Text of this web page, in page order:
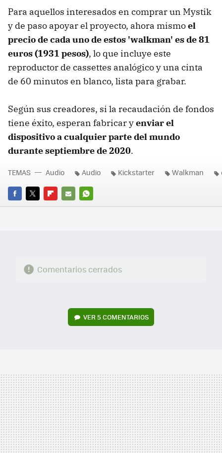
Para aquellos interesados en comprar un Mystik
y de paso apoyar el proyecto, ahora mismoel
precio de cada uno de estos 'walkman' es de 81
euros (1931 pesos), lo que incluye este
reproductor de cassettes analógico y una cinta
de 60 minutos en blanco, lista para grabar.
Según sus creadores, si la recaudación de fondos
tiene éxito, esperan fabricar yenviar el
dispositivo a cualquier parte del mundo
durante septiembre de 2020.
FACEBOOK
TWITTERFLIPBOARD
E-
WHATSAPP
TEMAS Audio Audio Kickstarter Walkman
Comentarios cerrados
VER 5 COMENTARIOS